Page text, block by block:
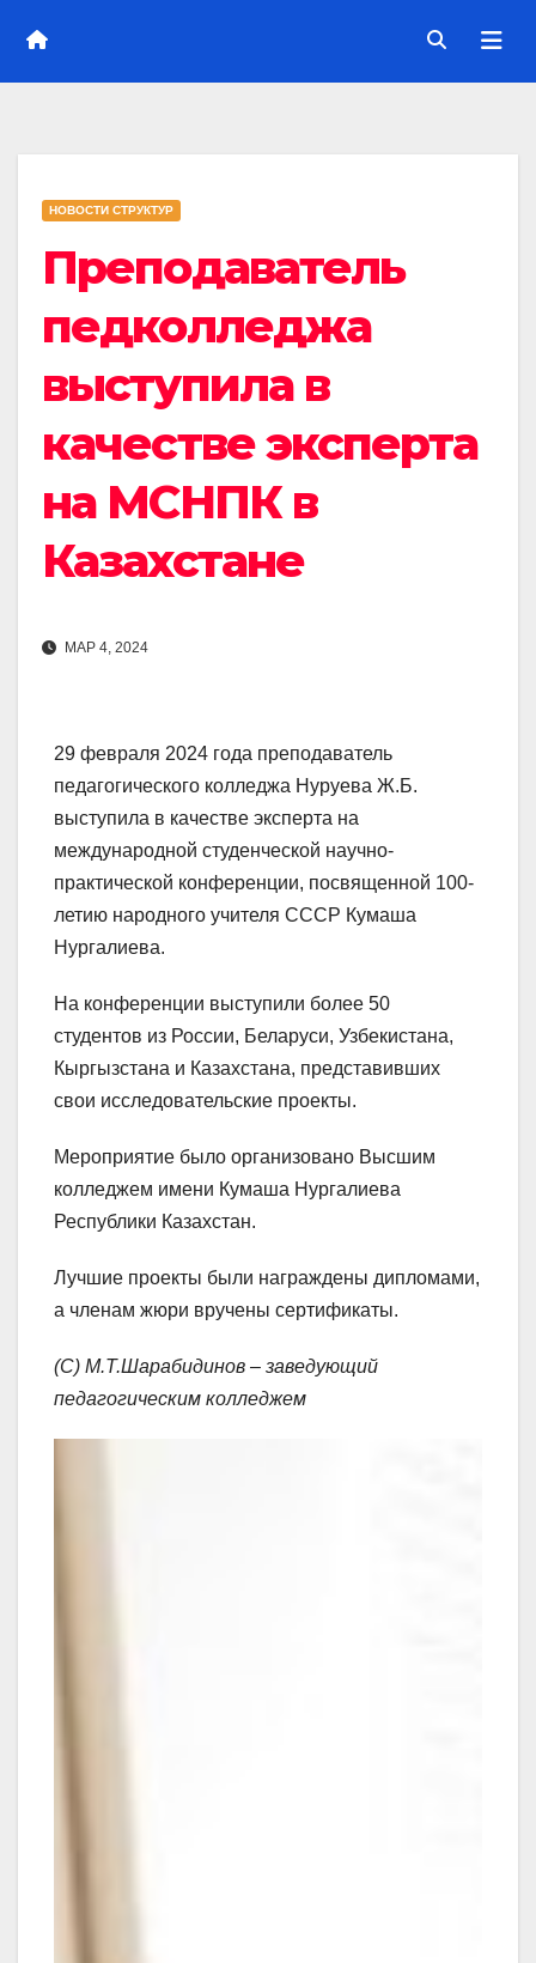
НОВОСТИ СТРУКТУР
Преподаватель
педколледжа
выступила в
качестве эксперта
на МСНПК в
Казахстане
МАР 4, 2024
29 февраля 2024 года преподаватель
педагогического колледжа Нуруева Ж.Б.
выступила в качестве эксперта на
международной студенческой научно-
практической конференции, посвященной 100-
летию народного учителя СССР Кумаша
Нургалиева.
На конференции выступили более 50
студентов из России, Беларуси, Узбекистана,
Кыргызстана и Казахстана, представивших
свои исследовательские проекты.
Мероприятие было организовано Высшим
колледжем имени Кумаша Нургалиева
Республики Казахстан.
Лучшие проекты были награждены дипломами,
а членам жюри вручены сертификаты.
(С) М.Т.Шарабидинов – заведующий
педагогическим колледжем